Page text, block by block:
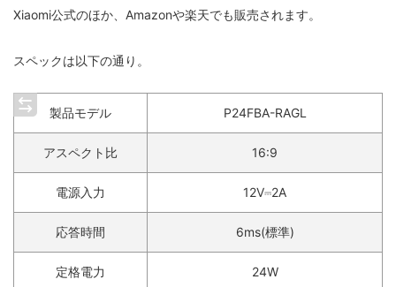
Xiaomi公式のほか、Amazonや楽天でも販売されます。
スペックは以下の通り。
製品モデル P24FBA-RAGL
アスペクト比 16:9
電源入力 12V⎓2A
応答時間 6ms(標準)
定格電力 24W